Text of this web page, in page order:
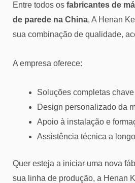
Entre todos os fabricantes de
de parede na China, A Henan
sua combinação de qualidade,
A empresa oferece:
Soluções completas
Design personalizado da
Apoio à instalação e
Assistência técnica a
Quer esteja a iniciar uma nova
sua linha de produção, a Henan